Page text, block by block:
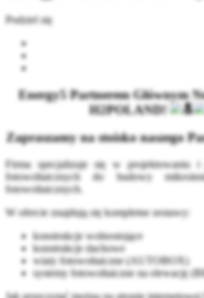
Podziel się
Energy5 Partnerem Głównym
H2POLAND!
Zapraszamy na stoisko naszego
Firma specjalizuje się w projektowaniu
fotowoltaicznych do budowy
fotowoltaicznych.
W ofercie znajdują się kompletne zestawy:
konstrukcje wolnostojące
konstrukcje dachowe
wiaty fotowoltaiczne (AUTOBOX)
systemy fotowoltaiczne na elewację